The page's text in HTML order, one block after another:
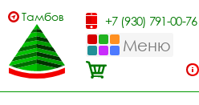
Тамбов +7 (930) 791-00-76
Меню